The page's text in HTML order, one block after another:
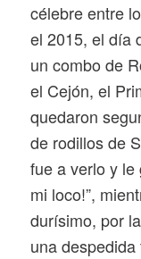
célebre entre
el 2015, el día
un combo de
el Cejón, el
quedaron
de rodillos de
fue a verlo y le
mi loco!”,
durísimo, por
una